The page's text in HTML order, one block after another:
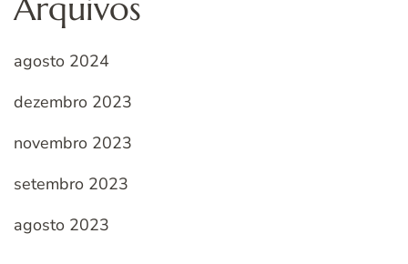
Arquivos
agosto 2024
dezembro 2023
novembro 2023
setembro 2023
agosto 2023